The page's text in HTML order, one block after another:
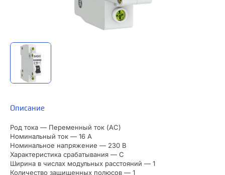
Описание
Род тока — Переменный ток (AC)
Номинальный ток — 16 А
Номинальное напряжение — 230 В
Характеристика срабатывания — C
Ширина в числах модульных расстояний — 1
Количество защищенных полюсов — 1